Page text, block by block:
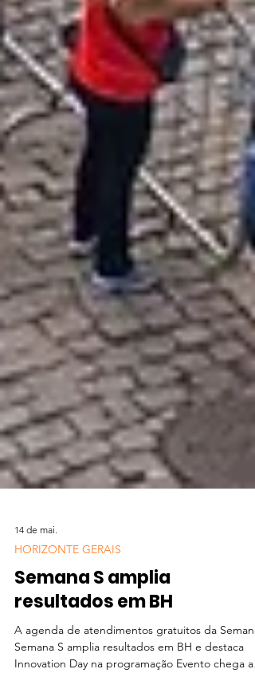
HORIZONTE GERAIS
Semana S amplia
resultados em BH
A agenda de atendimentos gratuitos da Semana